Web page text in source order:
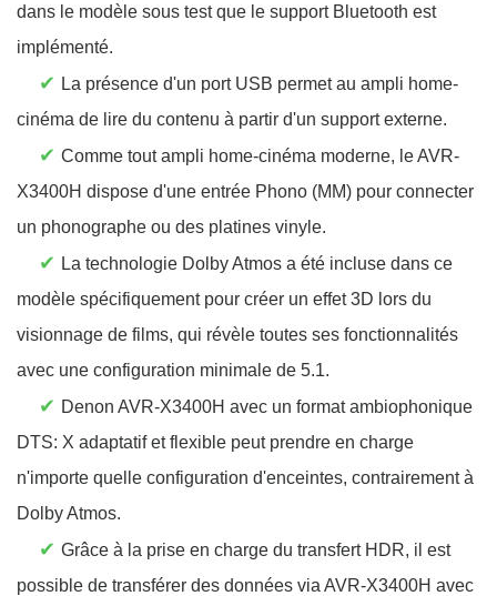
dans le modèle sous test que le support Bluetooth est
implémenté.
✔ La présence d'un port USB permet au ampli home-
cinéma de lire du contenu à partir d'un support externe.
✔ Comme tout ampli home-cinéma moderne, le AVR-
X3400H dispose d'une entrée Phono (MM) pour connecter
un phonographe ou des platines vinyle.
✔ La technologie Dolby Atmos a été incluse dans ce
modèle spécifiquement pour créer un effet 3D lors du
visionnage de films, qui révèle toutes ses fonctionnalités
avec une configuration minimale de 5.1.
✔ Denon AVR-X3400H avec un format ambiophonique
DTS: X adaptatif et flexible peut prendre en charge
n'importe quelle configuration d'enceintes, contrairement à
Dolby Atmos.
✔ Grâce à la prise en charge du transfert HDR, il est
possible de transférer des données via AVR-X3400H avec